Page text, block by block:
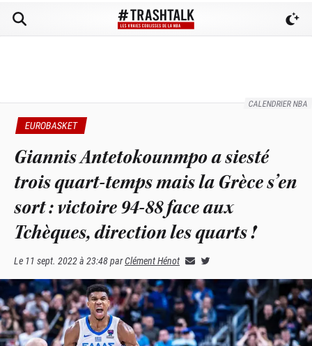
CALENDRIER NBA
EUROBASKET
Giannis Antetokounmpo a siesté
trois quart-temps mais la Grèce s’en
sort : victoire 94-88 face aux
Tchèques, direction les quarts !
Le 11 sept. 2022 à 23:48parClément Hénot